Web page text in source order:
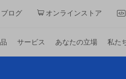
ブログ オンラインストア
サービス あなたの立場 私た